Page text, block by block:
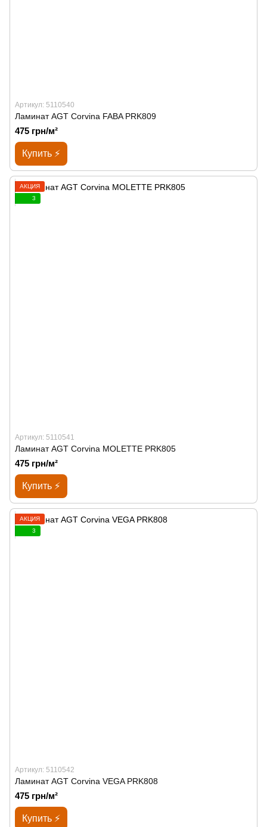
Артикул: 5110540
Ламинат AGT Corvina FABA PRK809
475 грн/м²
Купить ⚡
АКЦИЯ
3
Артикул: 5110541
Ламинат AGT Corvina MOLETTE PRK805
475 грн/м²
Купить ⚡
АКЦИЯ
3
Артикул: 5110542
Ламинат AGT Corvina VEGA PRK808
475 грн/м²
Купить ⚡